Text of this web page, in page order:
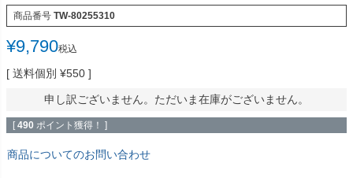
商品番号 TW-80255310
¥9,790税込
送料個別 ¥550
申し訳ございません。ただいま在庫がございません。
[ 490 ポイント獲得！ ]
商品についてのお問い合わせ